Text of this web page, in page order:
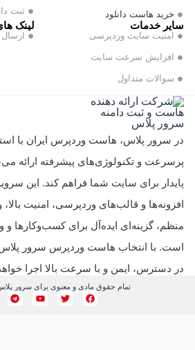
هاست دانلود ثبت دامنه
خدمات
سایت وردپرسی
سرعت سایت
متداول
لینک های مفید
ارسال تیکت
پلاس، هاست وردپرس ایران با استفاده
و تکنولوژی‌های پیشرفته ارائه می‌شود
برای سایت شما فراهم کند. این سرویس با
و قالب‌های وردپرسی، امنیت بالا، و
گزینه‌ای ایده‌آل برای کسب‌وکارها و
انتخاب هاست وردپرس سرور پلاس،
ایمن و با سرعت بالا اجرا خواهد شد.
تمام حقوق مادی و معنوی برای سرور پلاس